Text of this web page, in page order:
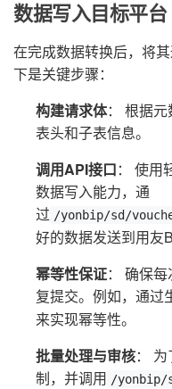
数据写入目标平台
在完成数据转换后，将
下是关键步骤：
构建请求体： 根据
表头和子表信息。
调用API接口： 使用
数据写入能力，通
过 /yonbip/sd/
好的数据发送到用友
幂等性保证： 确保
复提交。例如，通过
来实现幂等性。
批量处理与审核：
制，并调用 /yonbip/